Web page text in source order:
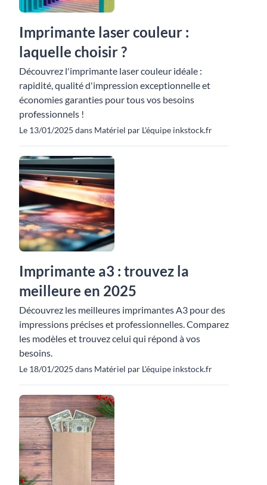
Imprimante laser couleur :
laquelle choisir ?
Découvrez l'imprimante laser couleur idéale :
rapidité, qualité d'impression exceptionnelle et
économies garanties pour tous vos besoins
professionnels !
Le 13/01/2025 dans Matériel par L'équipe inkstock.fr
Imprimante a3 : trouvez la
meilleure en 2025
Découvrez les meilleures imprimantes A3 pour des
impressions précises et professionnelles. Comparez
les modèles et trouvez celui qui répond à vos
besoins.
Le 18/01/2025 dans Matériel par L'équipe inkstock.fr